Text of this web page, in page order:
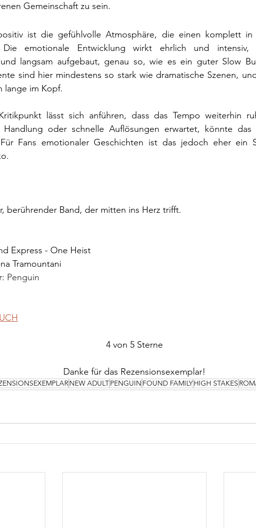
Gemeinschaft zu sein.
ist die gefühlvolle Atmosphäre, die einen komplett in
Die emotionale Entwicklung wirkt ehrlich und intensiv,
langsam aufgebaut, genau so, wie es ein guter Slow
sind hier mindestens so stark wie dramatische Szenen,
lange im Kopf.
lässt sich anführen, dass das Tempo weiterhin
Handlung oder schnelle Auflösungen erwartet, könnte das
Fans emotionaler Geschichten ist das jedoch eher ein
berührender Band, der mitten ins Herz trifft.
Express - One Heist
Tramountani
Penguin
4 von 5 Sterne
Danke für das Rezensionsexemplar!
NEW ADULTPENGUIN FOUND FAMILYHIGH STAKES